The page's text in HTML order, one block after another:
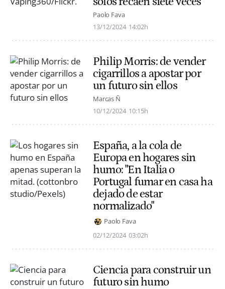
Paolo Fava
13/12/2024 14:02h
Philip Morris: de vender
cigarrillos a apostar por
un futuro sin ellos
Marcas Ñ
10/12/2024 10:15h
España, a la cola de
Europa en hogares sin
humo: "En Italia o
Portugal fumar en casa ha
dejado de estar
normalizado"
Paolo Fava
02/12/2024 03:02h
Ciencia para construir un
futuro sin humo